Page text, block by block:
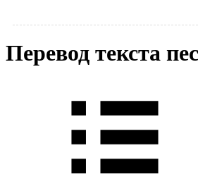
Перевод текста